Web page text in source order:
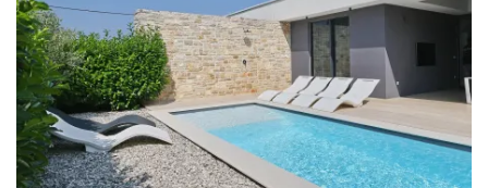
Schlafzimmer 3: Einzelbett: 2
Klimaanlage in jedem Zimmer
TV in jedem Zimmer